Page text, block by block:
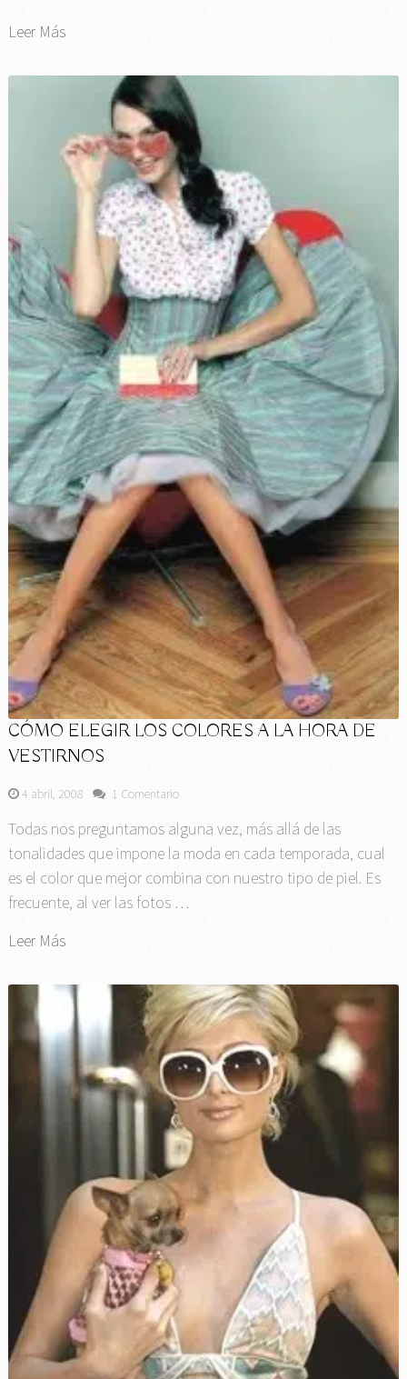
Leer Más
CÓMO ELEGIR LOS COLORES A LA HORA DE
VESTIRNOS
4 abril, 2008 1 Comentario
Todas nos preguntamos alguna vez, más allá de las
tonalidades que impone la moda en cada temporada, cual
es el color que mejor combina con nuestro tipo de piel. Es
frecuente, al ver las fotos …
Leer Más